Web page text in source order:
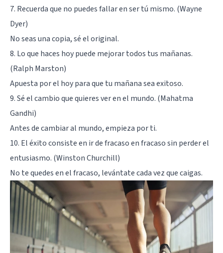
7. Recuerda que no puedes fallar en ser tú mismo. (Wayne
Dyer)
No seas una copia, sé el original.
8. Lo que haces hoy puede mejorar todos tus mañanas.
(Ralph Marston)
Apuesta por el hoy para que tu mañana sea exitoso.
9. Sé el cambio que quieres ver en el mundo. (Mahatma
Gandhi)
Antes de cambiar al mundo, empieza por ti.
10. El éxito consiste en ir de fracaso en fracaso sin perder el
entusiasmo. (Winston Churchill)
No te quedes en el fracaso, levántate cada vez que caigas.